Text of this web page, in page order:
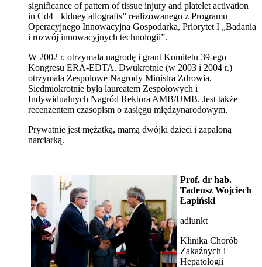
significance of pattern of tissue injury and platelet activation
in Cd4+ kidney allografts” realizowanego z Programu
Operacyjnego Innowacyjna Gospodarka, Priorytet I „Badania
i rozwój innowacyjnych technologii”.
W 2002 r. otrzymała nagrodę i grant Komitetu 39-ego
Kongresu ERA-EDTA. Dwukrotnie (w 2003 i 2004 r.)
otrzymała Zespołowe Nagrody Ministra Zdrowia.
Siedmiokrotnie była laureatem Zespołowych i
Indywidualnych Nagród Rektora AMB/UMB. Jest także
recenzentem czasopism o zasięgu międzynarodowym.
Prywatnie jest mężatką, mamą dwójki dzieci i zapaloną
narciarką.
Prof. dr hab.
Tadeusz Wojciech
Łapiński
adiunkt
Klinika Chorób
Zakaźnych i
Hepatologii